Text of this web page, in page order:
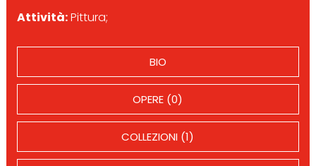
Attività:Pittura;
BIO
OPERE (0)
COLLEZIONI (1)